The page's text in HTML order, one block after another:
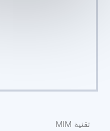
تقنية MIM